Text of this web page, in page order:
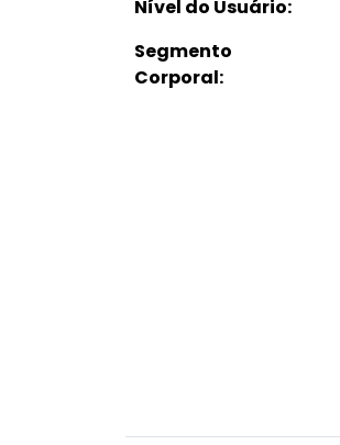
Nível do Usuário:
Segmento
Corporal: